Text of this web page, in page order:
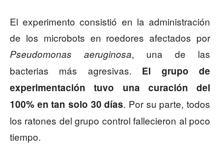
El experimento consistió en la administración
de los microbots en roedores afectados por
Pseudomonas aeruginosa, una de las
bacterias más agresivas. El grupo de
experimentación tuvo una curación del
100% en tan solo 30 días. Por su parte, todos
los ratones del grupo control fallecieron al poco
tiempo.